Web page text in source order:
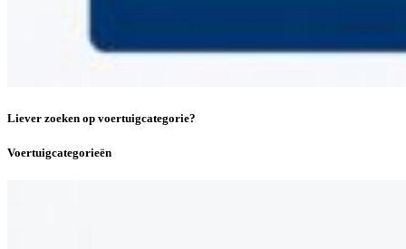
Liever zoeken op voertuigcategorie?
Voertuigcategorieën